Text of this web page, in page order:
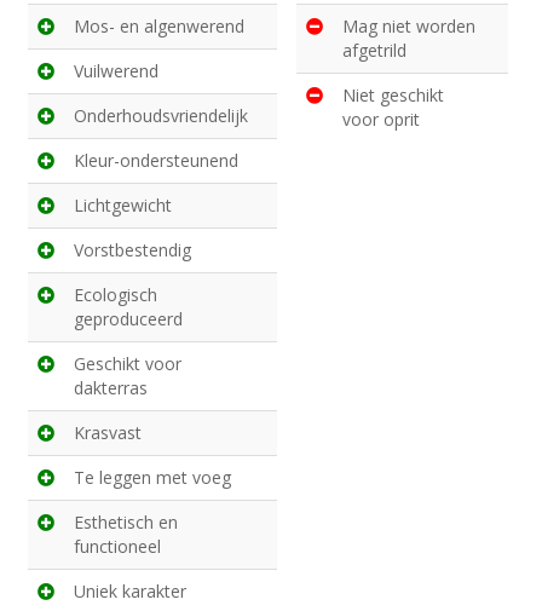
Mos- en algenwerend
Vuilwerend
Onderhoudsvriendelijk
Kleur-ondersteunend
Lichtgewicht
Vorstbestendig
Ecologisch
geproduceerd
Geschikt voor
dakterras
Krasvast
Te leggen met voeg
Esthetisch en
functioneel
Uniek karakter
Mag niet worden
afgetrild
Niet geschikt
voor oprit